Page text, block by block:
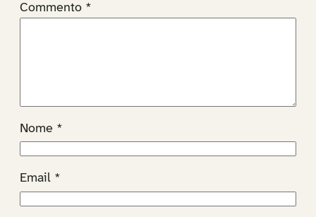
Commento *
Nome *
Email *